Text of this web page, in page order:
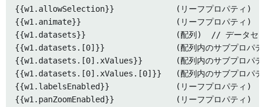
{{w1.allowSelection}}             (リーフプロパティ)  //
{{w1.animate}}                    (リーフプロパティ)  //
{{w1.datasets}}                   (配列)  // データセッ
{{w1.datasets.[0]}}               (配列内のサブプロパティ)
{{w1.datasets.[0].xValues}}       (配列内のサブプロパテ
{{w1.datasets.[0].xValues.[0]}}   (配列内のサブプロパテ
{{w1.labelsEnabled}}              (リーフプロパティ)  //
{{w1.panZoomEnabled}}             (リーフプロパティ)  //